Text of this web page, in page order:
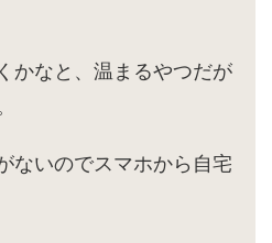
かなと、温まるやつだが
ないのでスマホから自宅